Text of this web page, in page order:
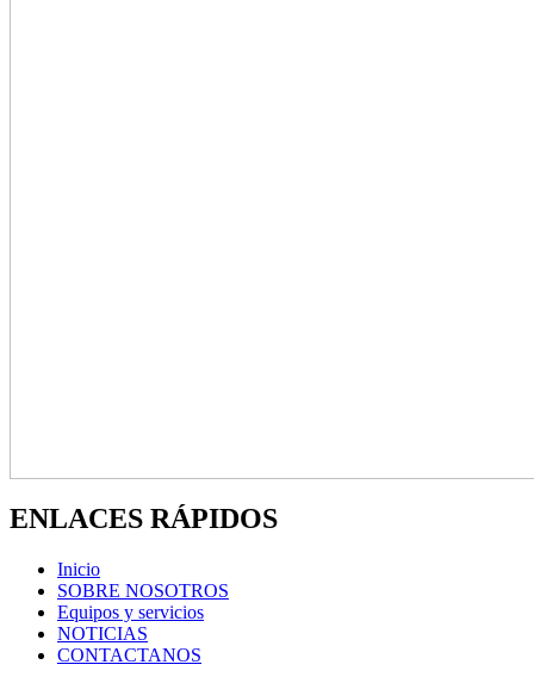
ENLACES RÁPIDOS
Inicio
SOBRE NOSOTROS
Equipos y servicios
NOTICIAS
CONTACTANOS